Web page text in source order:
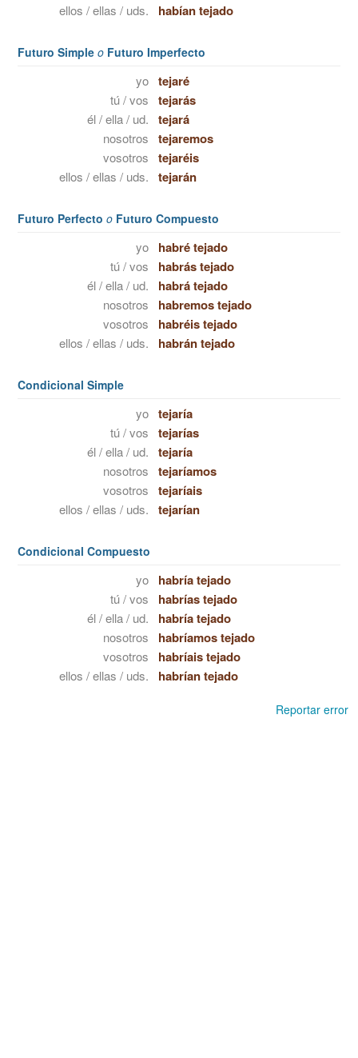
ellos / ellas / uds. habían tejado
Futuro Simple o Futuro Imperfecto
yo tejaré
tú / vos tejarás
él / ella / ud. tejará
nosotros tejaremos
vosotros tejaréis
ellos / ellas / uds. tejarán
Futuro Perfecto o Futuro Compuesto
yo habré tejado
tú / vos habrás tejado
él / ella / ud. habrá tejado
nosotros habremos tejado
vosotros habréis tejado
ellos / ellas / uds. habrán tejado
Condicional Simple
yo tejaría
tú / vos tejarías
él / ella / ud. tejaría
nosotros tejaríamos
vosotros tejaríais
ellos / ellas / uds. tejarían
Condicional Compuesto
yo habría tejado
tú / vos habrías tejado
él / ella / ud. habría tejado
nosotros habríamos tejado
vosotros habríais tejado
ellos / ellas / uds. habrían tejado
Reportar error